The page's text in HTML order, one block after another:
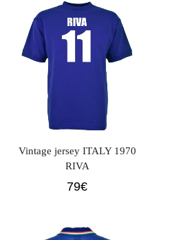
Vintage jersey ITALY 1970
RIVA
79€